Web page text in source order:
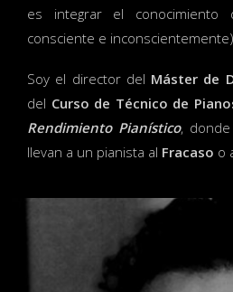
es integrar el conocimiento
consciente e
Soy el director del Máster de
del Curso de Técnico de
Rendimiento Pianístico,
llevan a un pianista al Fracaso o